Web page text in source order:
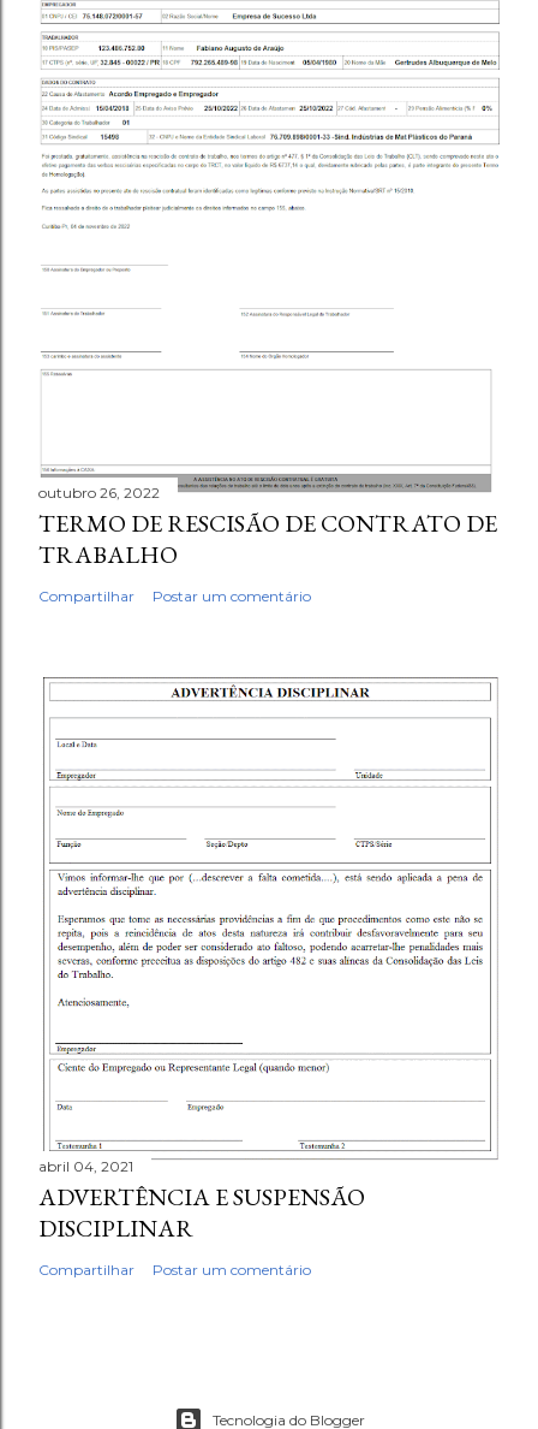
outubro 26, 2022
TERMO DE RESCISÃO DE CONTRATO DE
TRABALHO
Compartilhar Postar um comentário
abril 04, 2021
ADVERTÊNCIA E SUSPENSÃO
DISCIPLINAR
Compartilhar Postar um comentário
Tecnologia do Blogger